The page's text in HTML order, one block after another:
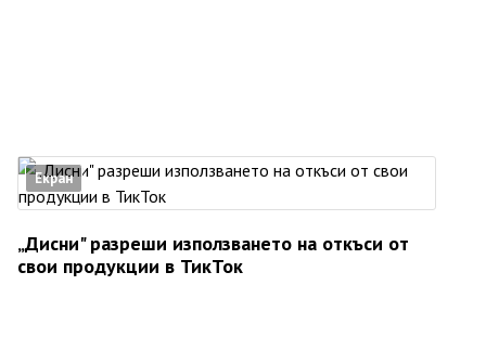
Екран
„Дисни" разреши използването на откъси от
свои продукции в ТикТок